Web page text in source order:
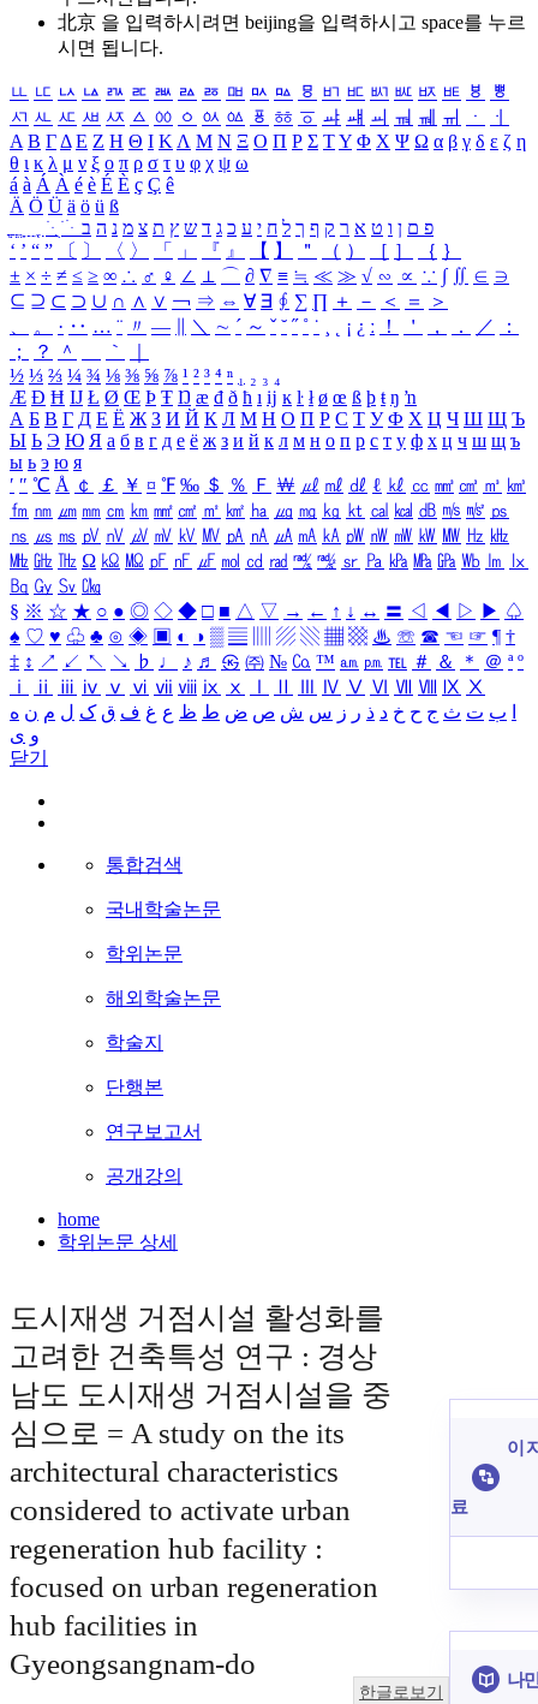
北京 을 입력하시려면 beijing을 입력하시고 space를 누르
시면 됩니다.
ㅥ ㅦ ㅧ ㅨ ㅩ ㅪ ㅫ ㅬ ㅭ ㅮ ㅯ ㅰ ㅱ ㅲ ㅳ ㅴ ㅵ ㅶ ㅷ ㅸ
ㅹ
ㅺ ㅻ ㅼ ㅽ ㅾ ㅿ ㆀ ㆁ ㆂ ㆃ ㆄ ㆅ ㆆ ㆇ ㆈ ㆉ ㆊ ㆋ ㆌ ㆍ
ㆎ
Α Β ΓΔ Ε Ζ Η Θ Ι ΚΛ Μ Ν Ξ Ο Π Ρ Σ ΤΥ Φ Χ Ψ Ω α β γ δ ε ζ η
θ ι κ λ μ ν ξ ο π ρ σ τ υ φ χ ψ ω
á à Á À é è É È ç Ç ê
Ä Ö Ü ä ö ü ß
ִֶֹ ֻּ ׁׂ פ ם ן ו ט א ר ק ף ך ל ח י ע כ ג ד ש ץ ת צ מ נ ה ב
‘ ’ “ ” 〔 〕 〈 〉 「 」 『 』 【 】 ＂ （ ） ［ ］ ｛ ｝
± × ÷ ≠ ≤ ≥ ∞ ∴ ♂ ♀ ∠ ⊥ ⌒ ∂ ∇ ≡ ≒ ≪ ≫ √ ∽ ∝ ∵ ∫ ∬ ∈ ∋
⊆ ⊇ ⊂ ⊃ ∪ ∩ ∧ ∨ ￢ ⇒ ⇔ ∀ ∃ ∮ ∑ ∏ ＋ － ＜ ＝
＞
、
。 · ‥ … ¨ 〃 ― ＼ ∼ ´ ～ ˇ ˘ ˝ ˚ ˙ ¸ ¡ ¿ ː ！ ＇ ， ． ／
：
；
？ ＾ ｀
½ ⅓ ⅔ ¼ ¾ ⅛ ⅜ ⅝ ⅞ ¹ ² ³ ⁴ ⁿ ₁ ₂ ₃ ₄
Æ Ð Ħ Ĳ Ł Ø Œ Þ Ŧ Ŋ æ đ ð ħ ı ĳ ĸ ŀ ł ø œ ß þ ŧ ŋ ŉ
А Б В Г Д Е Ё Ж З И Й К Л М Н О П Р С Т У Ф Х Ц Ч Ш Щ Ъ
Ы Ь Э Ю Я а б в г д е ё ж з и й к л м н о п р с т у ф х ц ч ш щ ъ
ы ь э ю я
′ ″ ℃ Å ￠ ￡ ￥ ¤ ℉ ‰ ＄ ％ Ｆ ￦ ㎕ ㎖ ㎗ ℓ ㎘ ㏄ ㎣ ㎤ ㎥ ㎦
㎙ ㎚ ㎛ ㎜ ㎝ ㎞ ㎟ ㎠ ㎡ ㎢ ㏊ ㎍ ㎎ ㎏ ㏏ ㎈ ㎉ ㏈ ㎧ ㎨ ㎰
㎱ ㎲ ㎳ ㎴ ㎵ ㎶ ㎷ ㎸ ㎹ ㎀ ㎁ ㎂ ㎃ ㎄ ㎺ ㎻ ㎽ ㎾ ㎿ ㎐ ㎑
㎒ ㎓ ㎔ Ω ㏀ ㏁ ㎊ ㎋ ㎌ ㏖ ㏅ ㎭ ㎮ ㎯ ㏛ ㎩ ㎪ ㎫ ㎬ ㏝ ㏐
㏓
㏃ ㏉ ㏜ ㏆
§ ※ ☆ ★ ○ ● ◎ ◇ ◆ □ ■ △ ▽ → ← ↑ ↓ ↔ 〓 ◁ ◀ ▷ ▶ ♤
♠ ♡ ♥ ♧ ♣ ⊙ ◈ ▣ ◐ ◑ ▒ ▤ ▨ ▧ ▦ ▩ ♨ ☏ ☎ ☜ ☞ ¶ †
‡ ↕ ↗ ↙ ↖ ↘ ♭ ♩ ♪ ♬ ㉿ ㈜ № ㏇ ™ ㏂ ㏘ ℡ ＃ ＆ ＊ ＠ ª º
ⅰ
ⅱ ⅲ ⅳ ⅴ ⅵ ⅶ ⅷ ⅸ ⅹ Ⅳ Ⅴ Ⅵ Ⅶ Ⅷ Ⅸ Ⅹ
ب ت ث ج ح خ د ذ ر ز س ش ص ض ط ظ ع غ ف ق ک ل م ن ه
و ی
닫기
통합검색
국내학술논문
학위논문
해외학술논문
학술지
단행본
연구보고서
공개강의
home
학위논문 상세
도시재생 거점시설 활성화를
고려한 건축특성 연구 : 경상
남도 도시재생 거점시설을 중
심으로 = A study on the its
architectural characteristics
considered to activate urban
regeneration hub facility :
focused on urban regeneration
hub facilities in
Gyeongsangnam-do
한글로보기
이
료
나